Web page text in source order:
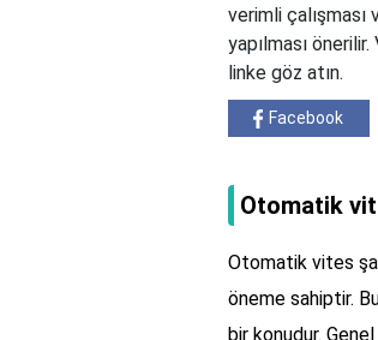
verimli
yapılması
linke göz atın.
Facebook
Otomatik
Otomatik vites
öneme sahiptir.
bir konudur.